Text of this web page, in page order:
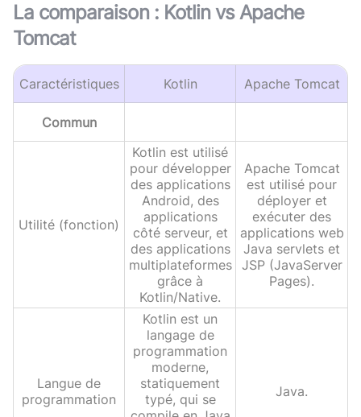
La comparaison : KotlinvsApache
Tomcat
Caractéristiques Kotlin Apache Tomcat
Commun
Utilité (fonction)
Kotlin est utilisé
pour développer
des applications
Android, des
applications
côté serveur, et
des applications
multiplateformes
grâce à
Kotlin/Native.
Apache Tomcat
est utilisé pour
déployer et
exécuter des
applications web
Java servlets et
JSP (JavaServer
Pages).
Langue de
programmation
Kotlin est un
langage de
programmation
moderne,
statiquement
typé, qui se
Java.